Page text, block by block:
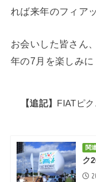
れば来年のフィア
お会いした皆さん
年の7月を楽しみに
【追記】 FIATピ
関
ク